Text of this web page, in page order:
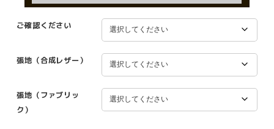
ご確認ください
張地（合成レザー）
張地（ファブリッ
ク）